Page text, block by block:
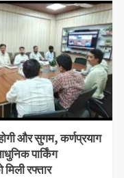
और सुगम, कर्णप्रयाग
पार्किंग
रफ्तार